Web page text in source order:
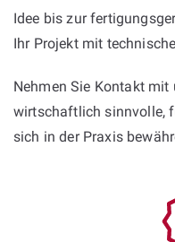
Idee bis zur
Ihr Projekt mit
Nehmen Sie Kontakt
wirtschaftlich sinnvolle,
sich in der Praxis